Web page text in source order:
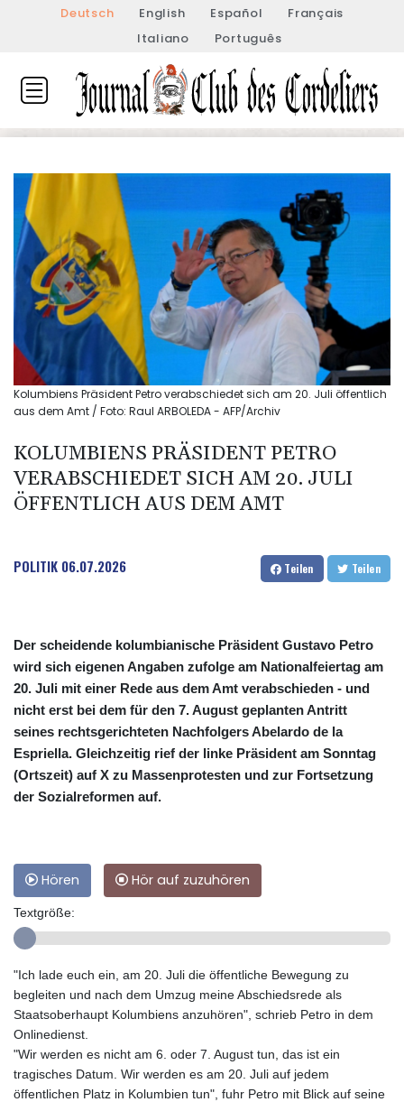
Deutsch English Español
Français
Italiano
Português
Kolumbiens Präsident Petro verabschiedet sich am 20. Juli öffentlich
aus dem Amt / Foto: Raul ARBOLEDA - AFP/Archiv
KOLUMBIENS PRÄSIDENT PETRO
VERABSCHIEDET SICH AM 20. JULI
ÖFFENTLICH AUS DEM AMT
POLITIK 06.07.2026 Teilen Teilen
Der scheidende kolumbianische Präsident Gustavo Petro
wird sich eigenen Angaben zufolge am Nationalfeiertag am
20. Juli mit einer Rede aus dem Amt verabschieden - und
nicht erst bei dem für den 7. August geplanten Antritt
seines rechtsgerichteten Nachfolgers Abelardo de la
Espriella. Gleichzeitig rief der linke Präsident am Sonntag
(Ortszeit) auf X zu Massenprotesten und zur Fortsetzung
der Sozialreformen auf.
Hören Hör auf zuzuhören
Textgröße:
"Ich lade euch ein, am 20. Juli die öffentliche Bewegung zu
begleiten und nach dem Umzug meine Abschiedsrede als
Staatsoberhaupt Kolumbiens anzuhören", schrieb Petro in dem
Onlinedienst.
"Wir werden es nicht am 6. oder 7. August tun, das ist ein
tragisches Datum. Wir werden es am 20. Juli auf jedem
öffentlichen Platz in Kolumbien tun", fuhr Petro mit Blick auf seine